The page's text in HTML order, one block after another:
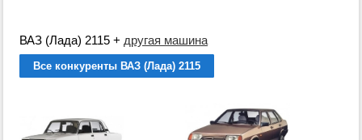
ВАЗ (Лада) 2115 + другая машина
Все конкуренты ВАЗ (Лада) 2115